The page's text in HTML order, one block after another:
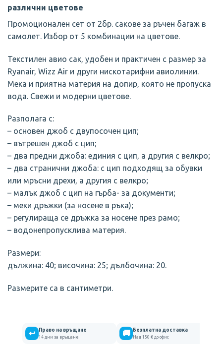
различни цветове
Промоционален сет от 2бр. сакове за ръчен багаж в
самолет. Избор от 5 комбинации на цветове.
Текстилен авио сак, удобен и практичен с размер за
Ryanair, Wizz Air и други нискотарифни авиолинии.
Мека и приятна материя на допир, която не пропуска
вода. Свежи и модерни цветове.
Разполага с:
– основен джоб с двупосочен цип;
– вътрешен джоб с цип;
– два предни джоба: единия с цип, а другия с велкро;
– два странични джоба: с цип подходящ за обувки
или мръсни дрехи, а другия с велкро;
– малък джоб с цип на гърба- за документи;
– меки дръжки (за носене в ръка);
– регулираща се дръжка за носене през рамо;
– водонепропусклива материя.
Размери:
дължина: 40; височина: 25; дълбочина: 20.
Размерите са в сантиметри.
↩ Право на връщане
14 дни за връщане 🚚 Безплатна доставка
Над 150 € до офис